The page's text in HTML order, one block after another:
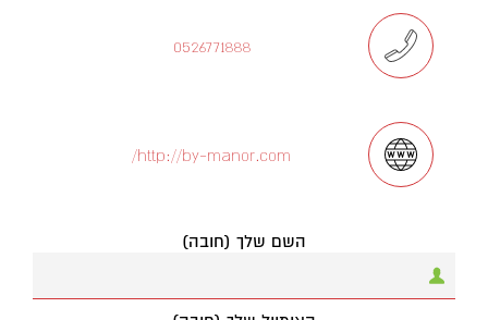
0526771888
http://by-manor.com/
השם שלך (חובה)